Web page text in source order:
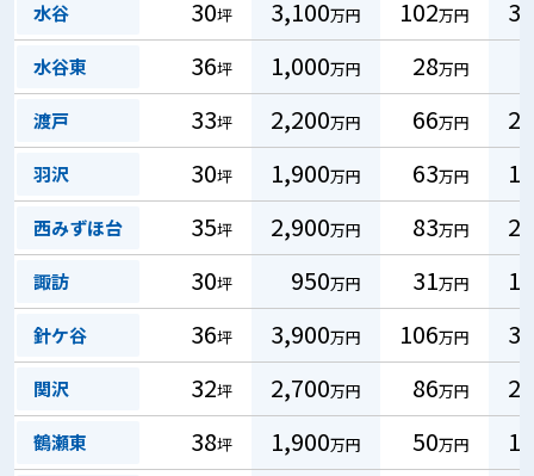
水谷 30坪 3,100万円 102万円 31
水谷東 36坪 1,000万円 28万円
渡戸 33坪 2,200万円 66万円 20
羽沢 30坪 1,900万円 63万円 19
西みずほ台 35坪 2,900万円 83万円 25
諏訪 30坪 950万円 31万円 10
針ケ谷 36坪 3,900万円 106万円 32
関沢 32坪 2,700万円 86万円 26
鶴瀬東 38坪 1,900万円 50万円 15